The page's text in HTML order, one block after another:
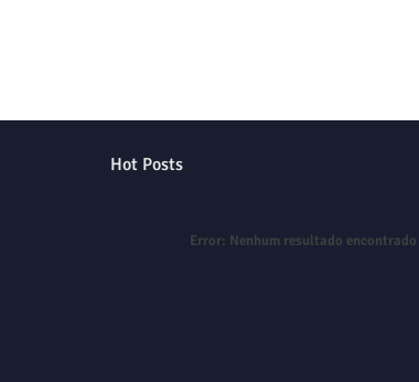
Hot Posts
Error: Nenhum resultado encontrado